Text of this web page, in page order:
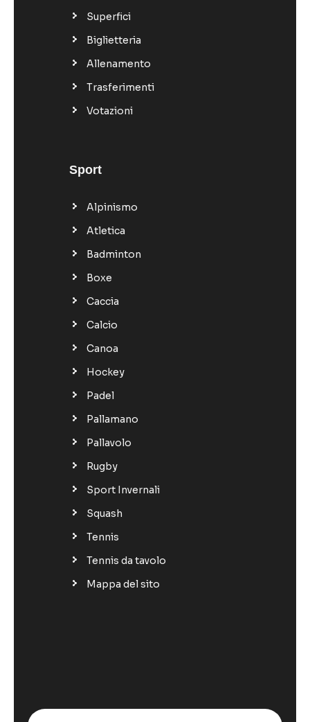
Superfici
Biglietteria
Allenamento
Trasferimenti
Votazioni
Sport
Alpinismo
Atletica
Badminton
Boxe
Caccia
Calcio
Canoa
Hockey
Padel
Pallamano
Pallavolo
Rugby
Sport Invernali
Squash
Tennis
Tennis da tavolo
Mappa del sito